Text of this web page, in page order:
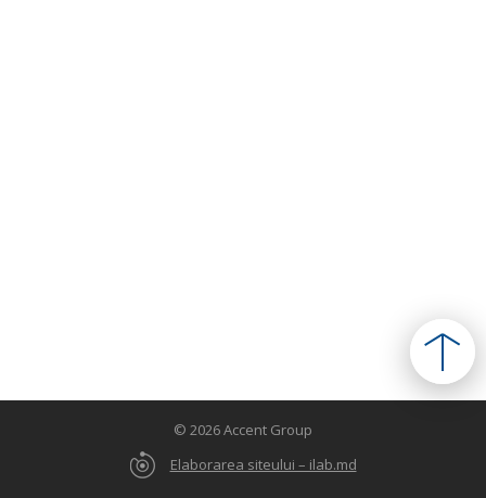
© 2026 Accent Group
Elaborarea siteului – ilab.md